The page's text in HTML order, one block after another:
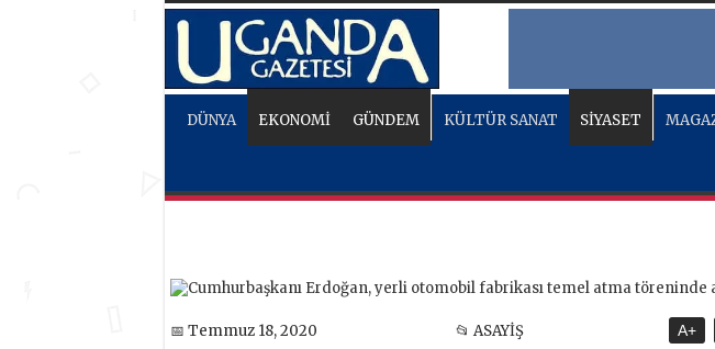
DÜNYA EKONOMİ GÜNDEM KÜLTÜR SANAT SİYASET
📅 Temmuz 18, 2020 📂 ASAYİŞ A+